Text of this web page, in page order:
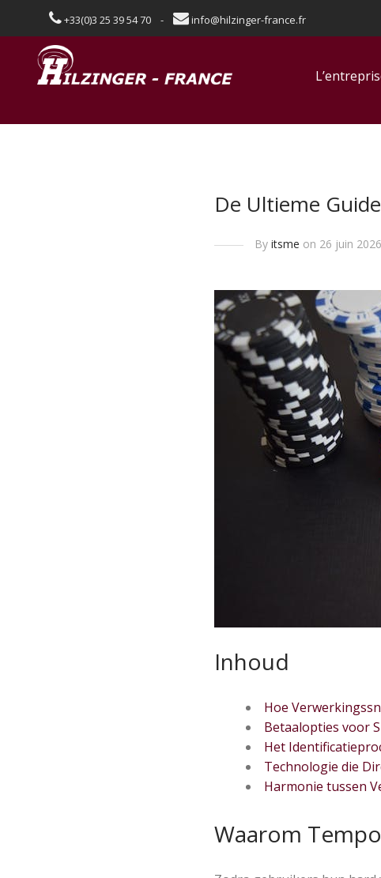
+33(0)3 25 39 54 70 - info@hilzinger-france.fr
De Ultieme
By itsme on 26 juin 2026
Inhoud
Hoe
Betaalopties voor
Het
Technologie die
Harmonie tussen
Waarom